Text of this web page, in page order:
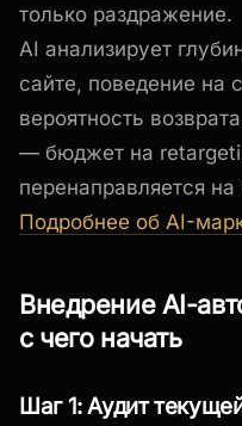
только раздражение.
AI анализирует
сайте, поведение на
вероятность
— бюджет на
перенаправляется
Подробнее об AI-
Внедрение AI-
с чего начать
Шаг 1: Аудит